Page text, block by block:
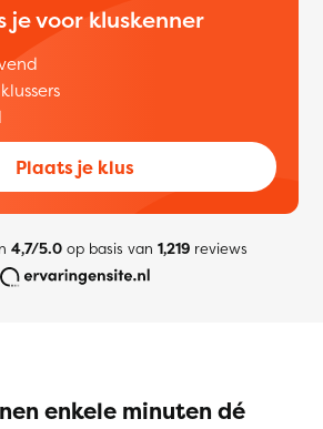
je voor kluskenner
Plaats je klus
4,7/5.0op basis van 1,219reviews
enkele minuten dé